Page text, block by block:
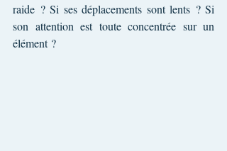
raide ? Si ses déplacements sont lents ? Si
son attention est toute concentrée sur un
élément ?